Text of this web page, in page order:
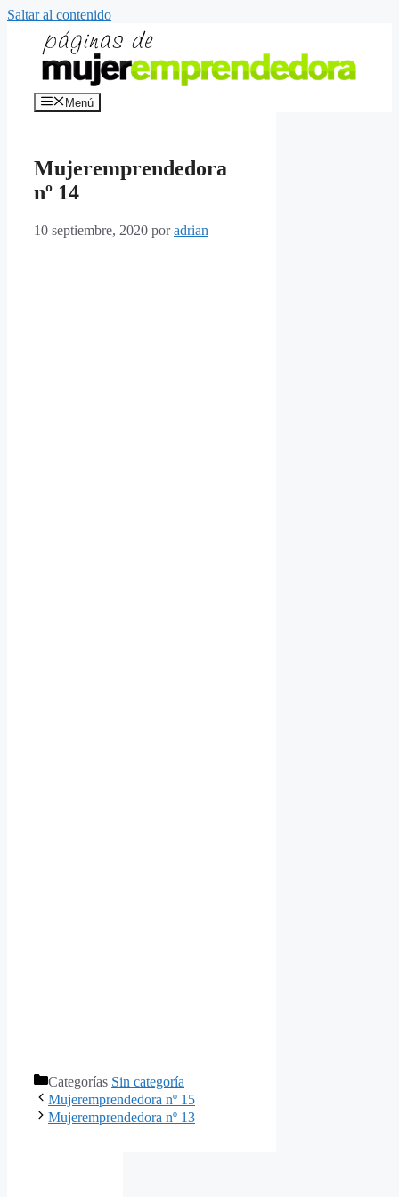
Saltar al contenido
Menú
Mujeremprendedora
nº 14
10 septiembre, 2020 poradrian
Categorías Sin categoría
Mujeremprendedora nº 15
Mujeremprendedora nº 13